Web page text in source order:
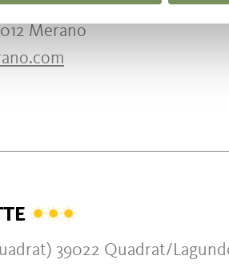
Merano
39022 Quadrat/